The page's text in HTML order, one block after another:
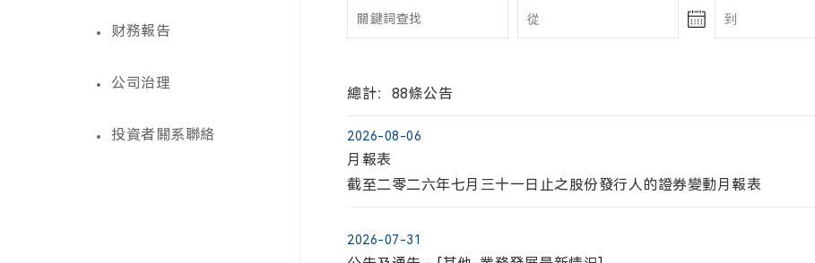
财務報告
公司治理
投資者關系聯絡
股票信息
總計：88條公告
2026-08-06
月報表
截至二零二六年七月三十一日止之股份發行人的證券變動月報表
2026-07-31
财務報告
公司治理
股東提名人選參選董事的程序
投資者關系聯絡
021-58332260